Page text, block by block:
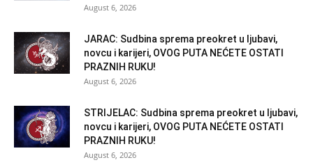
August 6, 2026
JARAC: Sudbina sprema preokret u ljubavi,
novcu i karijeri, OVOG PUTA NEĆETE OSTATI
PRAZNIH RUKU!
August 6, 2026
STRIJELAC: Sudbina sprema preokret u ljubavi,
novcu i karijeri, OVOG PUTA NEĆETE OSTATI
PRAZNIH RUKU!
August 6, 2026